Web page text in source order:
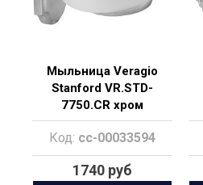
Мыльница Veragio
Stanford VR.STD-
7750.CR хром
Код: cc-00033594
1740 руб